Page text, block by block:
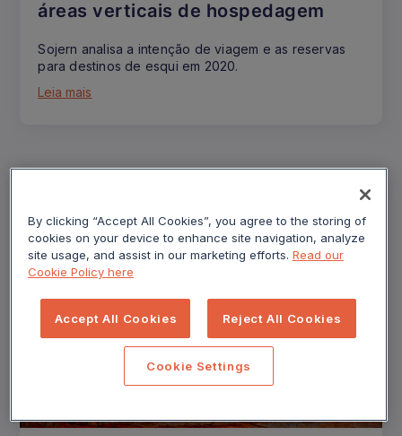
áreas verticais de hospedagem
Sojern analisa a intenção de viagem e as reservas
para destinos de esqui em 2020.
Leia mais
By clicking “Accept All Cookies”, you agree to the storing of
cookies on your device to enhance site navigation, analyze
site usage, and assist in our marketing efforts. Read our
Cookie Policy here
Accept All Cookies Reject All Cookies
Cookie Settings